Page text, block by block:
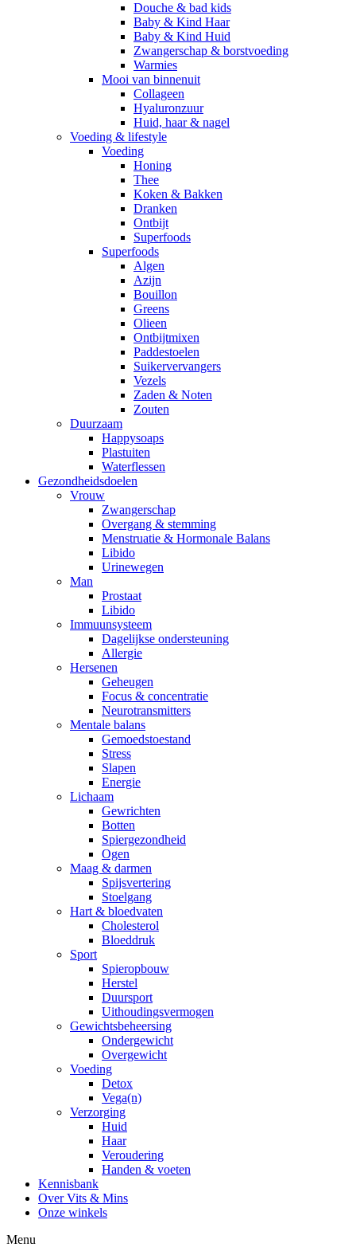
Douche & bad kids
Baby & Kind Haar
Baby & Kind Huid
Zwangerschap & borstvoeding
Warmies
Mooi van binnenuit
Collageen
Hyaluronzuur
Huid, haar & nagel
Voeding & lifestyle
Voeding
Honing
Thee
Koken & Bakken
Dranken
Ontbijt
Superfoods
Superfoods
Algen
Azijn
Bouillon
Greens
Olieen
Ontbijtmixen
Paddestoelen
Suikervervangers
Vezels
Zaden & Noten
Zouten
Duurzaam
Happysoaps
Plastuiten
Waterflessen
Gezondheidsdoelen
Vrouw
Zwangerschap
Overgang & stemming
Menstruatie & Hormonale Balans
Libido
Urinewegen
Man
Prostaat
Libido
Immuunsysteem
Dagelijkse ondersteuning
Allergie
Hersenen
Geheugen
Focus & concentratie
Neurotransmitters
Mentale balans
Gemoedstoestand
Stress
Slapen
Energie
Lichaam
Gewrichten
Botten
Spiergezondheid
Ogen
Maag & darmen
Spijsvertering
Stoelgang
Hart & bloedvaten
Cholesterol
Bloeddruk
Sport
Spieropbouw
Herstel
Duursport
Uithoudingsvermogen
Gewichtsbeheersing
Ondergewicht
Overgewicht
Voeding
Detox
Vega(n)
Verzorging
Huid
Haar
Veroudering
Handen & voeten
Kennisbank
Over Vits & Mins
Onze winkels
Menu